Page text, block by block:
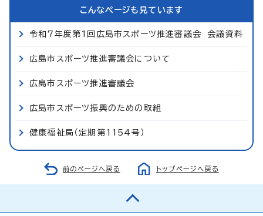
こんなページも見ています
令和7年度第1回広島市スポーツ推進審議会 会議資料
広島市スポーツ推進審議会について
広島市スポーツ推進審議会
広島市スポーツ振興のための取組
健康福祉局（定期第1154号）
前のページへ戻る トップページへ戻る